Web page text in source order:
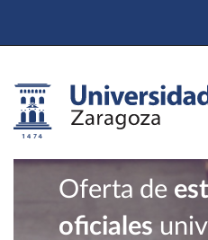
Oferta de
oficiales